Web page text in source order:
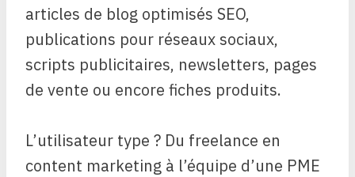
articles de blog optimisés SEO,
publications pour réseaux sociaux,
scripts publicitaires, newsletters, pages
de vente ou encore fiches produits.
L’utilisateur type ? Du freelance en
content marketing à l’équipe d’une PME